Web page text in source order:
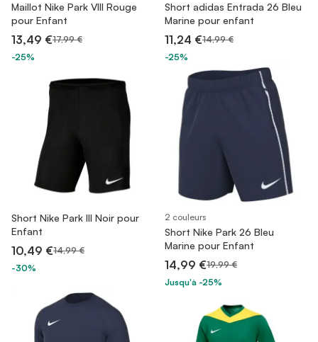
Maillot Nike Park VIII Rouge
pour Enfant
13,49 €17,99 €
-25%
Short adidas Entrada 26 Bleu
Marine pour enfant
11,24 €14,99 €
-25%
Short Nike Park III Noir pour
Enfant
10,49 €14,99 €
-30%
2 couleurs
Short Nike Park 26 Bleu
Marine pour Enfant
14,99 €19,99 €
Jusqu'à -25%